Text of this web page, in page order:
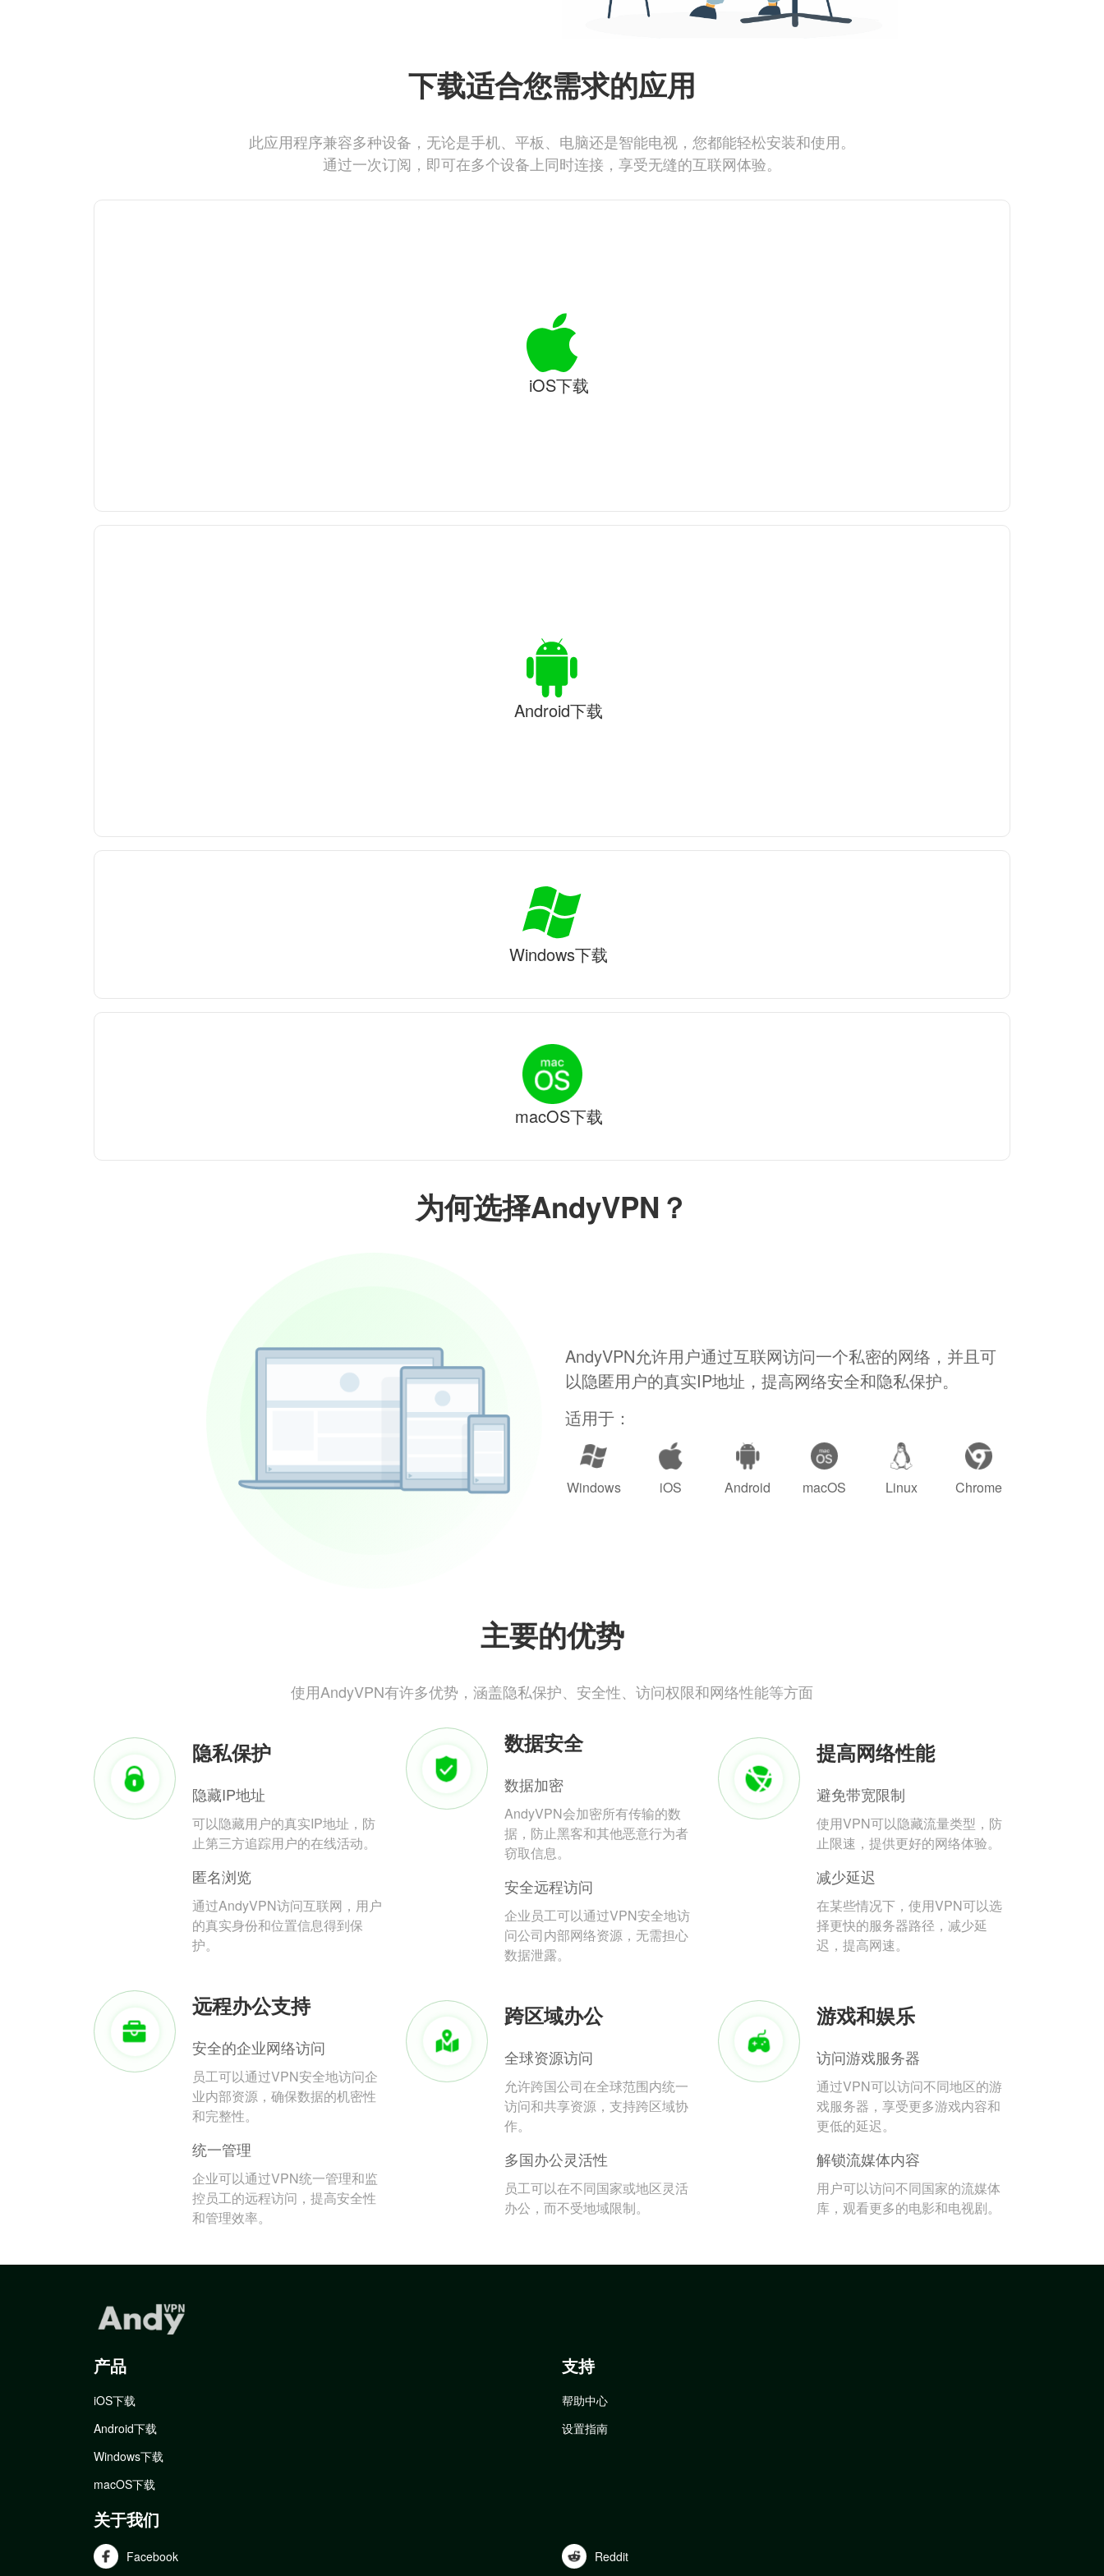
为何选择AndyVPN？
AndyVPN允许用户通过互联网访问一个私密的网络，并且可
以隐匿用户的真实IP地址，提高网络安全和隐私保护。
适用于：
Windows iOS Android macOS Linux Chrome
主要的优势
使用AndyVPN有许多优势，涵盖隐私保护、安全性、访问权限和网络性能等方面
隐私保护
隐藏IP地址
可以隐藏用户的真实IP地址，防
止第三方追踪用户的在线活动。
匿名浏览
通过AndyVPN访问互联网，用户
的真实身份和位置信息得到保
护。
数据安全
数据加密
AndyVPN会加密所有传输的数
据，防止黑客和其他恶意行为者
窃取信息。
安全远程访问
企业员工可以通过VPN安全地访
问公司内部网络资源，无需担心
数据泄露。
提高网络性能
避免带宽限制
使用VPN可以隐藏流量类型，防
止限速，提供更好的网络体验。
减少延迟
在某些情况下，使用VPN可以选
择更快的服务器路径，减少延
迟，提高网速。
远程办公支持
安全的企业网络访问
员工可以通过VPN安全地访问企
业内部资源，确保数据的机密性
和完整性。
统一管理
企业可以通过VPN统一管理和监
控员工的远程访问，提高安全性
和管理效率。
跨区域办公
全球资源访问
允许跨国公司在全球范围内统一
访问和共享资源，支持跨区域协
作。
多国办公灵活性
员工可以在不同国家或地区灵活
办公，而不受地域限制。
游戏和娱乐
访问游戏服务器
通过VPN可以访问不同地区的游
戏服务器，享受更多游戏内容和
更低的延迟。
解锁流媒体内容
用户可以访问不同国家的流媒体
库，观看更多的电影和电视剧。
下载适合您需求的应用
此应用程序兼容多种设备，无论是手机、平板、电脑还是智能电视，您都能轻松安装和使用。
通过一次订阅，即可在多个设备上同时连接，享受无缝的互联网体验。
iOS下载
Android下载
Windows下载
macOS下载
产品
iOS下载
Android下载
Windows下载
macOS下载
支持
帮助中心
设置指南
关于我们
Facebook Reddit